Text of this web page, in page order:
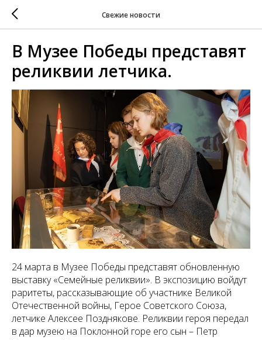
Свежие новости
В Музее Победы представят
реликвии летчика.
24 марта в Музее Победы представят обновленную
выставку «Семейные реликвии». В экспозицию войдут
раритеты, рассказывающие об участнике Великой
Отечественной войны, Герое Советского Союза,
летчике Алексее Позднякове. Реликвии героя передал
в дар музею на Поклонной горе его сын – Петр